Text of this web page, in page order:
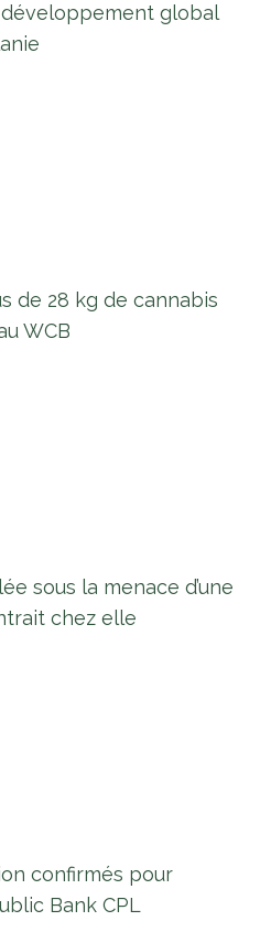
global
de 28 kg de cannabis
WCB
sous la menace d’une
chez elle
confirmés pour
Bank CPL